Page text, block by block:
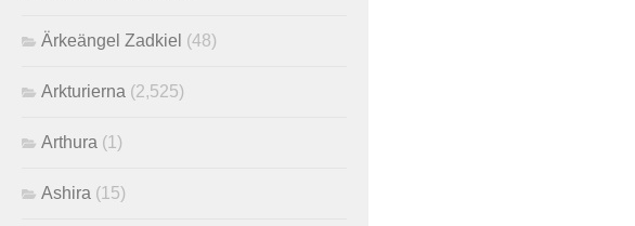
Ärkeängel Zadkiel (48)
Arkturierna (2,525)
Arthura (1)
Ashira (15)